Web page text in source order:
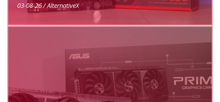
03-08-26 / AlternativeX